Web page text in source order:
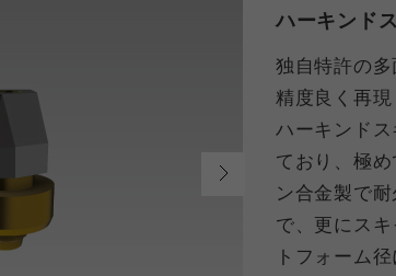
ハーキンド
独自特許の
精度良く再現
ハーキンド
ており、極
ン合金製で
で、更にス
トフォーム